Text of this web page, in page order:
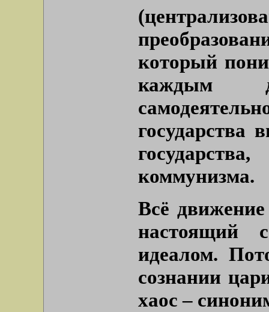
который
каждым
государства
коммунизма.
Всё
настоящий
идеалом.
сознании
хаос –